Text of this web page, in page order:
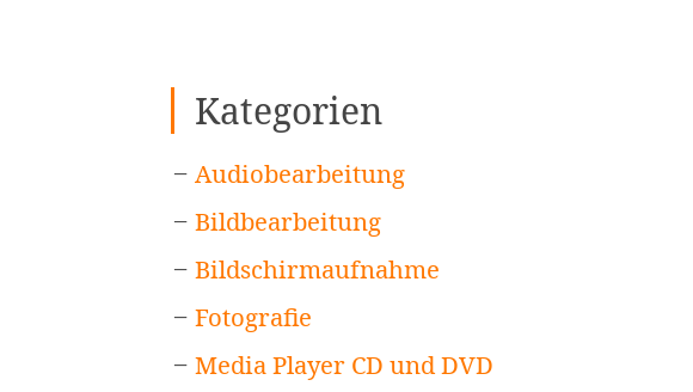
Kategorien
Audiobearbeitung
Bildbearbeitung
Bildschirmaufnahme
Fotografie
Media Player CD und DVD